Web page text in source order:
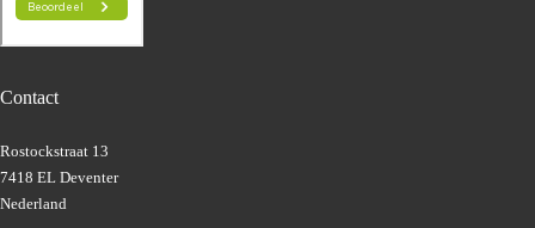
Contact
Rostockstraat 13
7418 EL Deventer
Nederland